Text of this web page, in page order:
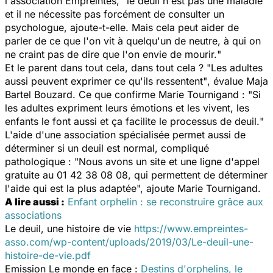
et il ne nécessite pas forcément de consulter un
psychologue, ajoute-t-elle. Mais cela peut aider de
parler de ce que l'on vit à quelqu'un de neutre, à qui on
ne craint pas de dire que l'on envie de mourir."
Et le parent dans tout cela, dans tout cela ? "Les adultes
aussi peuvent exprimer ce qu'ils ressentent", évalue Maja
Bartel Bouzard. Ce que confirme Marie Tournigand : "Si
les adultes expriment leurs émotions et les vivent, les
enfants le font aussi et ça facilite le processus de deuil."
L'aide d'une association spécialisée permet aussi de
déterminer si un deuil est normal, compliqué
pathologique : "Nous avons un site et une ligne d'appel
gratuite au 01 42 38 08 08, qui permettent de déterminer
l'aide qui est la plus adaptée", ajoute Marie Tournigand.
A lire aussi : Enfant orphelin : se reconstruire grâce aux
associations
Le deuil, une histoire de vie https://www.empreintes-
asso.com/wp-content/uploads/2019/03/Le-deuil-une-
histoire-de-vie.pdf
Emission Le monde en face : Destins d'orphelins, le